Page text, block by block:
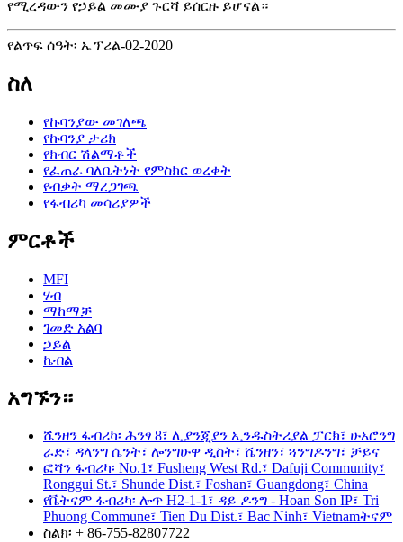
የሚረዳውን የኃይል መሙያ ጉርሻ ይሰርዙ ይሆናል።
የልጥፍ ሰዓት፡ ኤፕሪል-02-2020
ስለ
የኩባንያው መገለጫ
የኩባንያ ታሪክ
የክብር ሽልማቶች
የፈጠራ ባለቤትነት የምስክር ወረቀት
የብቃት ማረጋገጫ
የፋብሪካ መሳሪያዎች
ምርቶች
MFI
ሃብ
ማከማቻ
ገመድ አልባ
ኃይል
ኬብል
አግኙን።
ሼንዘን ፋብሪካ፡ ሕንፃ 8፣ ሊያንጂያን ኢንዱስትሪያል ፓርክ፣ ሁአሮንግ
ራድ፣ ዳላንግ ሴንት፣ ሎንግሁዋ ዲስት፣ ሼንዘን፣ ጓንግዶንግ፣ ቻይና
ፎሻን ፋብሪካ፡ No.1፣ Fusheng West Rd.፣ Dafuji Community፣
Ronggui St.፣ Shunde Dist.፣ Foshan፣ Guangdong፣ China
የቬትናም ፋብሪካ፡ ሎጥ H2-1-1፣ ዳይ ዶንግ - Hoan Son IP፣ Tri
Phuong Commune፣ Tien Du Dist.፣ Bac Ninh፣ Vietnamትናም
ስልክ፡ + 86-755-82807722